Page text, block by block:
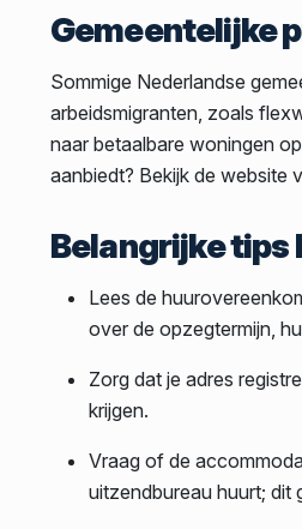
Gemeentelijke
Sommige Nederlandse
arbeidsmigranten, zoals
naar betaalbare woningen
aanbiedt? Bekijk de website
Belangrijke tips
Lees de
over de opzegtermijn,
Zorg dat je adres
krijgen.
Vraag of de
uitzendbureau huurt; dit